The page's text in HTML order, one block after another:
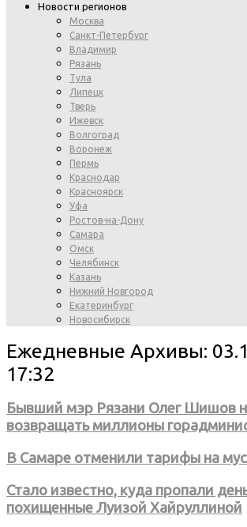
Новости регионов
Москва
Санкт-Петербург
Владимир
Рязань
Тула
Липецк
Тверь
Ижевск
Волгоград
Воронеж
Пермь
Краснодар
Красноярск
Уфа
Ростов-на-Дону
Самара
Омск
Челябинск
Казань
Нижний Новгород
Екатеринбург
Новосибирск
Ежедневные Архивы:
17:32
Бывший мэр Рязани Олег Шишов
возвращать миллионы
В Самаре отменили тарифы на
Стало известно, куда пропали
похищенные Луизой Хайруллиной